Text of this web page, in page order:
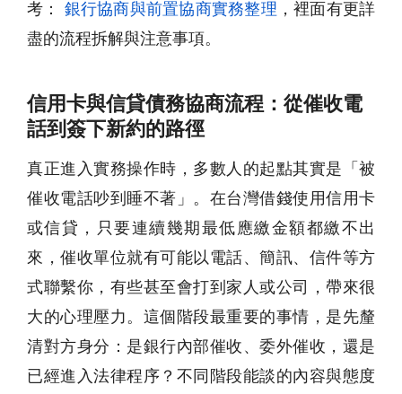
考：
銀行協商與前置協商實務整理 ，裡面有更詳
盡的流程拆解與注意事項。
信用卡與信貸債務協商流程：從催收電
話到簽下新約的路徑
真正進入實務操作時，多數人的起點其實是「被
催收電話吵到睡不著」。在台灣借錢使用信用卡
或信貸，只要連續幾期最低應繳金額都繳不出
來，催收單位就有可能以電話、簡訊、信件等方
式聯繫你，有些甚至會打到家人或公司，帶來很
大的心理壓力。這個階段最重要的事情，是先釐
清對方身分：是銀行內部催收、委外催收，還是
已經進入法律程序？不同階段能談的內容與態度